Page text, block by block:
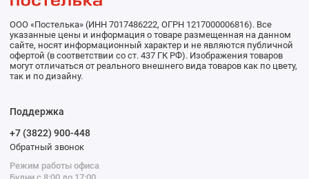
ООО «Постелька» (ИНН 7017486222, ОГРН 1217000006816). Все
указанные цены и информация о товаре размещенная на данном
сайте, носят информационный характер и не являются публичной
офертой (в соответствии со ст. 437 ГК РФ). Изображения товаров
могут отличаться от реального внешнего вида товаров как по цвету,
так и по дизайну.
Поддержка
+7 (3822) 900-448
Обратный звонок
Режим работы офиса